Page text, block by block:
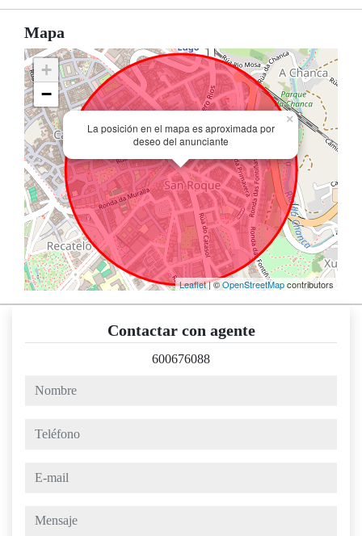
Mapa
La posición en el mapa es aproximada por
deseo del anunciante
×
+
−
Leaflet| ©OpenStreetMapcontributors
Contactar con agente
600676088
nombre
teléfono
e-mail
mensaje